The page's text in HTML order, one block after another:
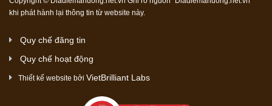
khi phát hành lại thông tin từ website này.
Quy chế đăng tin
Quy chế hoạt động
Thiết kế website bởi VietBrilliant Labs